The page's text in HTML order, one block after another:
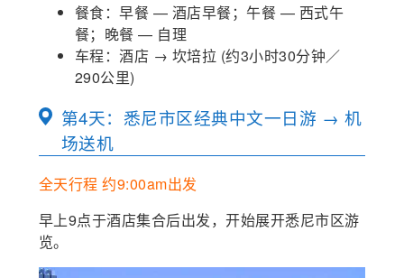
餐食：早餐 — 酒店早餐；午餐 — 西式午
餐；晚餐 — 自理
车程：酒店 → 坎培拉 (约3小时30分钟／
290公里)
第4天：悉尼市区经典中文一日游 → 机
场送机
全天行程 约9:00am出发
早上9点于酒店集合后出发，开始展开悉尼市区游
览。